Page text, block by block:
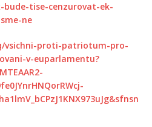
tise-cenzurovat-ek-
ne
vsichni-proti-patriotum-pro-
v-euparlamentu?